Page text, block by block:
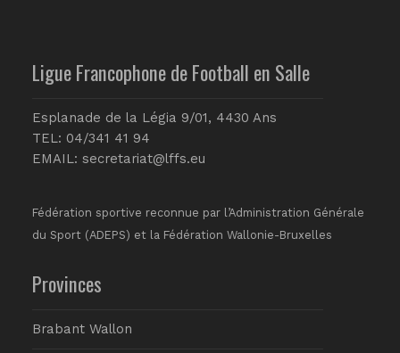
Ligue Francophone de Football en Salle
Esplanade de la Légia 9/01, 4430 Ans
TEL: 04/341 41 94
EMAIL: secretariat@lffs.eu
Fédération sportive reconnue par l’Administration Générale
du Sport (ADEPS) et la Fédération Wallonie-Bruxelles
Provinces
Brabant Wallon